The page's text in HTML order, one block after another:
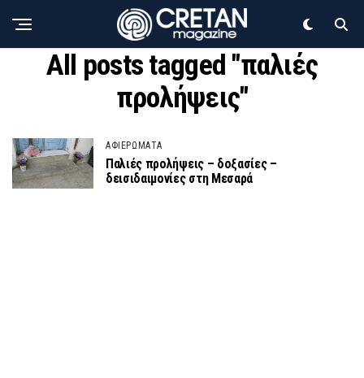
All posts tagged "παλιές
προλήψεις"
ΑΦΙΕΡΩΜΑΤΑ
Παλιές προλήψεις – δοξασίες –
δεισιδαιμονίες στη Μεσαρά